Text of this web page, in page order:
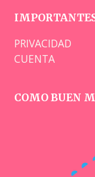
PRIVACIDAD
CUENTA
COMO BUEN